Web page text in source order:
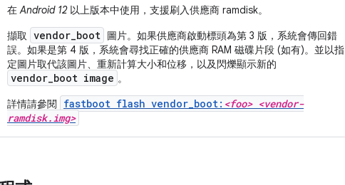
在Android 12以上版本中使用，支援刷入供應商 ramdisk。
擷取
vendor_boot 圖片。如果供應商啟動標頭為第 3 版，系統會傳回錯
誤。如果是第 4 版，系統會尋找正確的供應商 RAM 磁碟片段 (如有)。並以指
定圖片取代該圖片、重新計算大小和位移，以及閃爍顯示新的
vendor_boot image 。
詳情請參閱
fastboot flash vendor_boot: <foo> <vendor-
ramdisk.img>